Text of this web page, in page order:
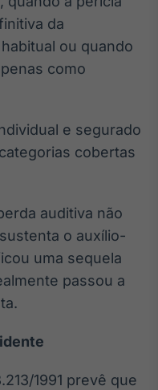
da
ou quando
como
e segurado
cobertas
auditiva não
o auxílio-
uma sequela
passou a
1991 prevê que